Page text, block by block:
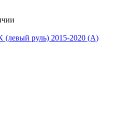
(левый руль) 2015-2020 (A)